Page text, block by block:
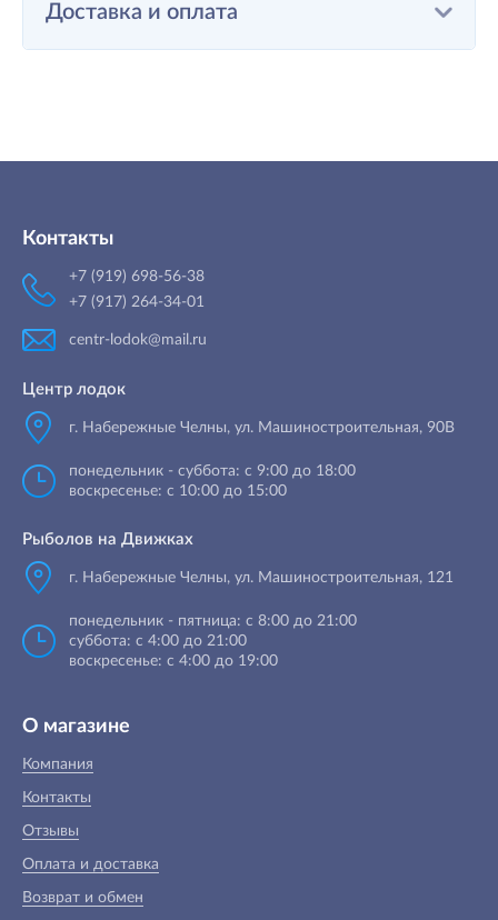
Доставка и оплата
Контакты
+7 (919) 698-56-38
+7 (917) 264-34-01
centr-lodok@mail.ru
Центр лодок
г. Набережные Челны, ул. Машиностроительная, 90B
понедельник - суббота: с 9:00 до 18:00
воскресенье: с 10:00 до 15:00
Рыболов на Движках
г. Набережные Челны, ул. Машиностроительная, 121
понедельник - пятница: с 8:00 до 21:00
суббота: с 4:00 до 21:00
воскресенье: с 4:00 до 19:00
О магазине
Компания
Контакты
Отзывы
Оплата и доставка
Возврат и обмен